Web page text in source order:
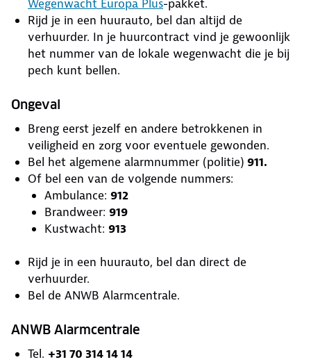
Wegenwacht Europa Plus-pakket.
Rijd je in een huurauto, bel dan altijd de
verhuurder. In je huurcontract vind je gewoonlijk
het nummer van de lokale wegenwacht die je bij
pech kunt bellen.
Ongeval
Breng eerst jezelf en andere betrokkenen in
veiligheid en zorg voor eventuele gewonden.
Bel het algemene alarmnummer (politie) 911.
Of bel een van de volgende nummers:
Ambulance: 912
Brandweer: 919
Kustwacht: 913
Rijd je in een huurauto, bel dan direct de
verhuurder.
Bel de ANWB Alarmcentrale.
ANWB Alarmcentrale
Tel. +31 70 314 14 14